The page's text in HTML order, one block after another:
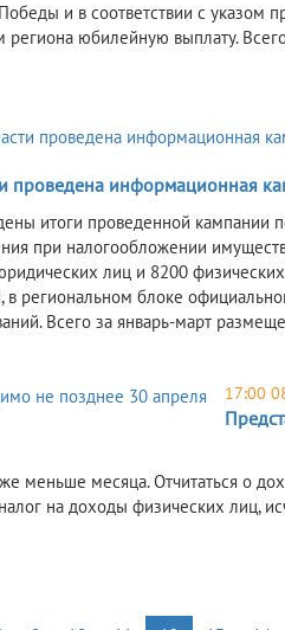
и в соответствии с указом
юбилейную выплату.
проведена информационная
итоги проведенной
при налогообложении
лиц и 8200
региональном блоке
Всего за январь-март
17:00
меньше месяца. Отчитаться о
на доходы физических лиц,